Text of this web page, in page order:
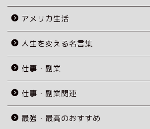
アメリカ生活
人生を変える名言集
仕事・副業
仕事・副業関連
最強・最高のおすすめ